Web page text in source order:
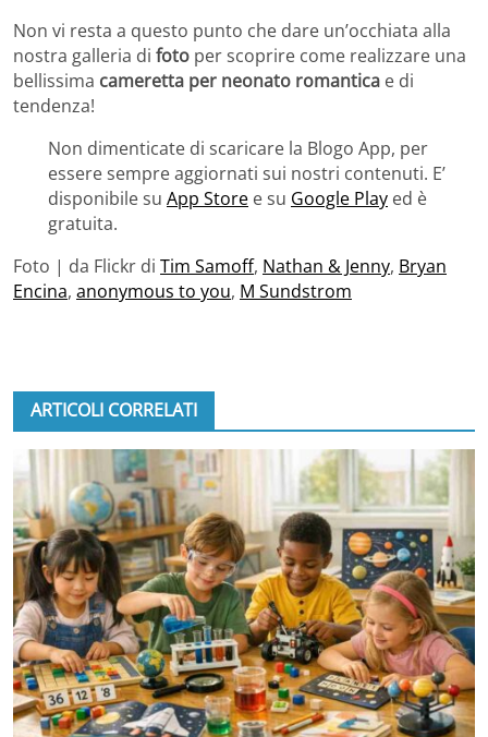
Non vi resta a questo punto che dare un’occhiata alla
nostra galleria di foto per scoprire come realizzare una
bellissima cameretta per neonato romantica e di
tendenza!
Non dimenticate di scaricare la Blogo App, per
essere sempre aggiornati sui nostri contenuti. E’
disponibile su App Store e su Google Play ed è
gratuita.
Foto | da Flickr di Tim Samoff, Nathan & Jenny, Bryan
Encina, anonymous to you, M Sundstrom
ARTICOLI CORRELATI